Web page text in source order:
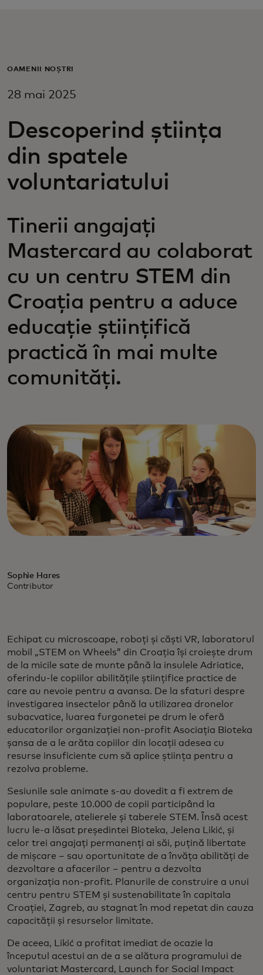
Pentru întreaga lume
Pentru inovatori
Știri și tendințe
OAMENII NOȘTRI
28 mai 2025
Descoperind știința
din spatele
voluntariatului
Tinerii angajați
Mastercard au colaborat
cu un centru STEM din
Croația pentru a aduce
educație științifică
practică în mai multe
comunități.
Sophie Hares
Contributor
Echipat cu microscoape, roboți și căști VR, laboratorul
mobil „STEM on Wheels” din Croația își croiește drum
de la micile sate de munte până la insulele Adriatice,
oferindu-le copiilor abilitățile științifice practice de
care au nevoie pentru a avansa. De la sfaturi despre
investigarea insectelor până la utilizarea dronelor
subacvatice, luarea furgonetei pe drum le oferă
educatorilor organizației non-profit Asociația Bioteka
șansa de a le arăta copiilor din locații adesea cu
resurse insuficiente cum să aplice știința pentru a
rezolva probleme.
Sesiunile sale animate s-au dovedit a fi extrem de
populare, peste 10.000 de copii participând la
laboratoarele, atelierele și taberele STEM. Însă acest
lucru le-a lăsat președintei Bioteka, Jelena Likić, și
celor trei angajați permanenți ai săi, puțină libertate
de mișcare – sau oportunitate de a învăța abilități de
dezvoltare a afacerilor – pentru a dezvolta
organizația non-profit. Planurile de construire a unui
centru pentru STEM și sustenabilitate în capitala
Croației, Zagreb, au stagnat în mod repetat din cauza
capacității și resurselor limitate.
De aceea, Likić a profitat imediat de ocazie la
începutul acestui an de a se alătura programului de
voluntariat Mastercard, Launch for Social Impact